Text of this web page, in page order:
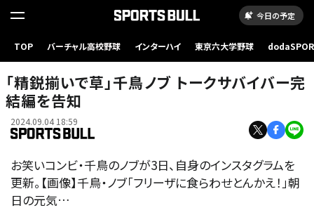
今日の予定
TOP バーチャル高校野球 インターハイ 東京六大学野球
「精鋭揃いで草」千鳥ノブ トークサバイバー完
結編を告知
2024.09.04 18:59
お笑いコンビ・千鳥のノブが3日、自身のインスタグラムを
更新。【画像】千鳥・ノブ「フリーザに食らわせとんかえ！」朝
日の元気…